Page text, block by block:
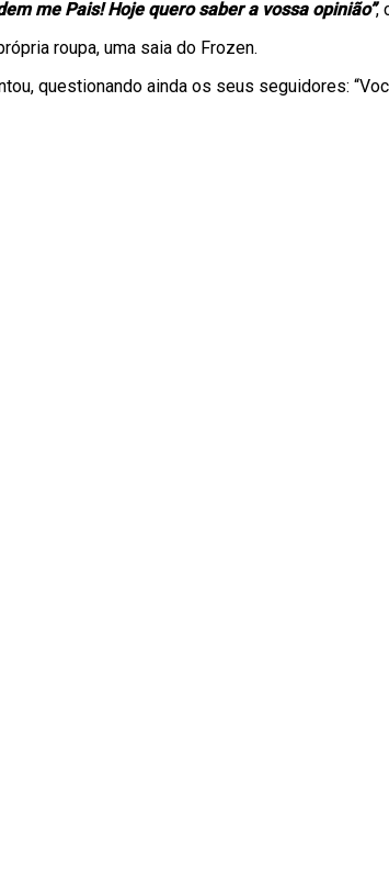
me Pais! Hoje quero saber a vossa opinião”,
roupa, uma saia do Frozen.
questionando ainda os seus seguidores: